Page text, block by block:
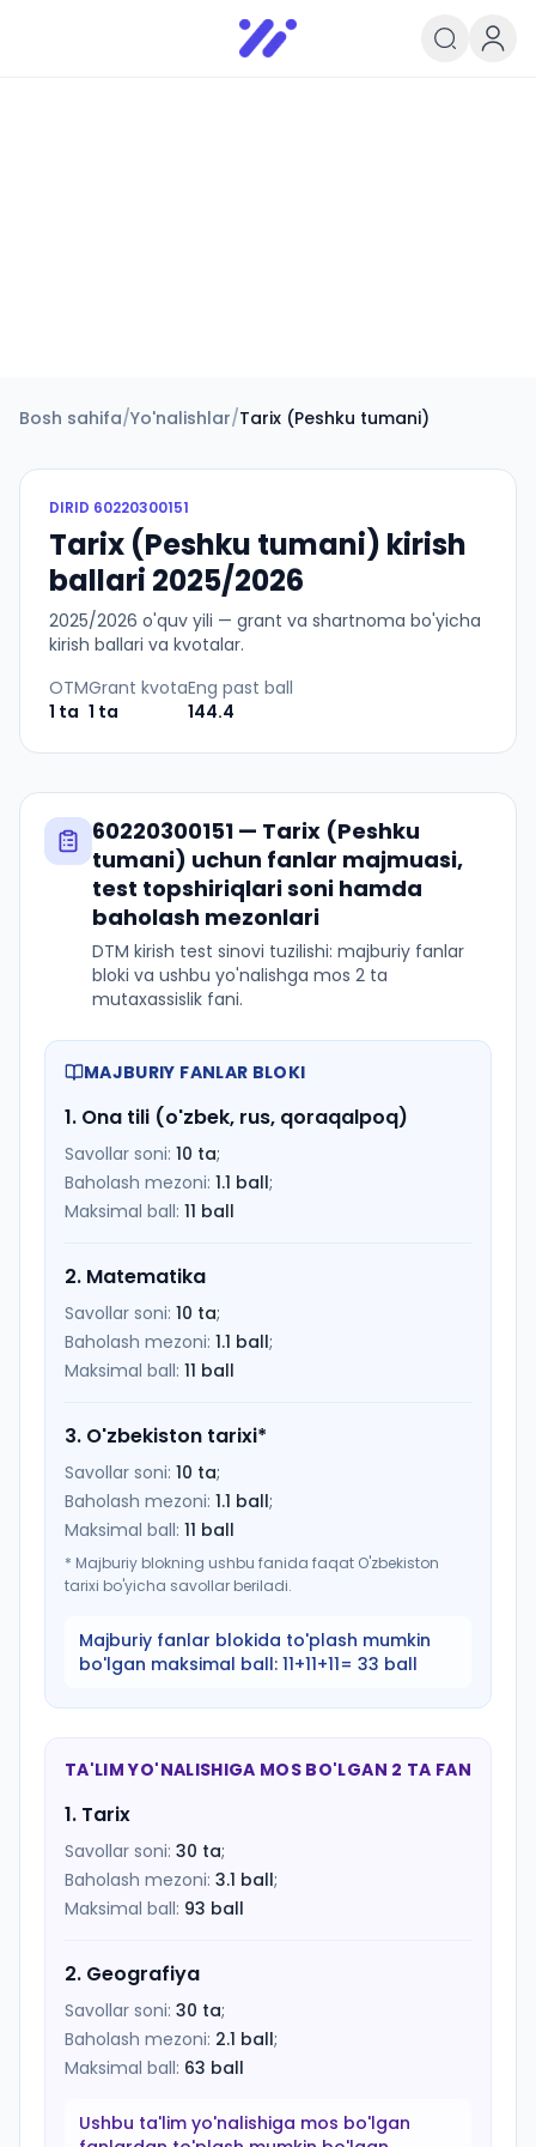
Infoedu
Ta&#039;lim xabarlari va
Bosh sahifa/Yo'nalishlar/Tarix (Peshku tumani)
DIRID 60220300151
Tarix (Peshku tumani) kirish
ballari 2025/2026
2025/2026 o'quv yili — grant va shartnoma bo'yicha
kirish ballari va kvotalar.
OTM
1 ta
Grant kvota
1 ta
Eng past ball
144.4
60220300151 — Tarix (Peshku
tumani) uchun fanlar majmuasi,
test topshiriqlari soni hamda
baholash mezonlari
DTM kirish test sinovi tuzilishi: majburiy fanlar
bloki va ushbu yo'nalishga mos 2 ta
mutaxassislik fani.
MAJBURIY FANLAR BLOKI
1. Ona tili (o'zbek, rus, qoraqalpoq)
Savollar soni: 10 ta;
Baholash mezoni: 1.1 ball;
Maksimal ball: 11 ball
2. Matematika
Savollar soni: 10 ta;
Baholash mezoni: 1.1 ball;
Maksimal ball: 11 ball
3. O'zbekiston tarixi*
Savollar soni: 10 ta;
Baholash mezoni: 1.1 ball;
Maksimal ball: 11 ball
* Majburiy blokning ushbu fanida faqat O'zbekiston
tarixi bo'yicha savollar beriladi.
Majburiy fanlar blokida to'plash mumkin
bo'lgan maksimal ball: 11+11+11= 33 ball
TA'LIM YO'NALISHIGA MOS BO'LGAN 2 TA FAN
1. Tarix
Savollar soni: 30 ta;
Baholash mezoni: 3.1 ball;
Maksimal ball: 93 ball
2. Geografiya
Savollar soni: 30 ta;
Baholash mezoni: 2.1 ball;
Maksimal ball: 63 ball
Ushbu ta'lim yo'nalishiga mos bo'lgan